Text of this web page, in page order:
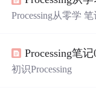
Processing从零学 笔记 L1 Processing的第一
教学，并在此基础
ng是为画家设计的
Processing笔
初识Processing